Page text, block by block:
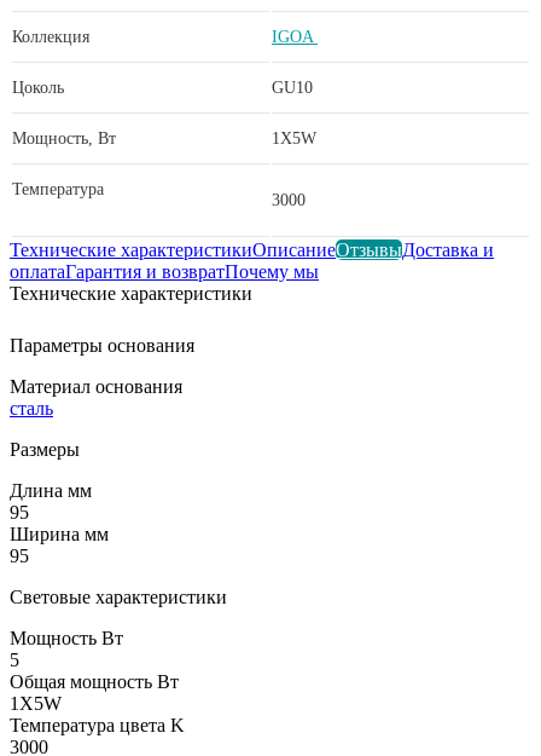
Коллекция IGOA
Цоколь GU10
Мощность, Вт 1X5W
Температура
3000
Технические характеристикиОписаниеОтзывыДоставка и
оплатаГарантия и возвратПочему мы
Технические характеристики
Параметры основания
Материал основания
сталь
Размеры
Длина мм
95
Ширина мм
95
Световые характеристики
Мощность Вт
5
Общая мощность Вт
1X5W
Температура цвета K
3000